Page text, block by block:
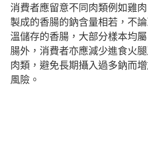
消費者應留意不同肉類例如雞
製成的香腸的鈉含量相若，不
溫儲存的香腸，大部分樣本均
腸外，消費者亦應減少進食火
肉類，避免長期攝入過多鈉而
風險。